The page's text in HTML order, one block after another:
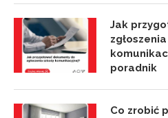
Jak
poradnik
Co zrobić